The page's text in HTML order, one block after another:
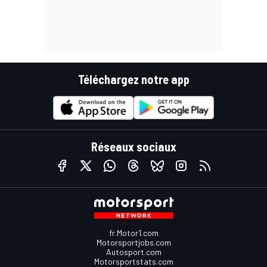
Téléchargez notre app
Réseaux sociaux
fr.Motor1.com
Motorsportjobs.com
Autosport.com
Motorsportstats.com